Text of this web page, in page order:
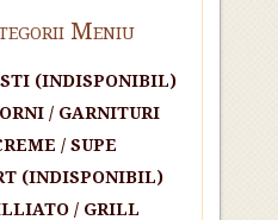
Meniu
(INDISPONIBIL)
/ GARNITURI
/ SUPE
(INDISPONIBIL)
/ GRILL